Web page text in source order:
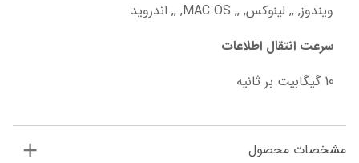
ویندوز, ,, لینوکس, ,, MAC OS, ,, اندروید
سرعت انتقال اطلاعات
10 گیگابیت بر ثانیه
مشخصات محصول